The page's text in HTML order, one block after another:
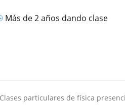
más de 2 años dando clase
clases particulares de física